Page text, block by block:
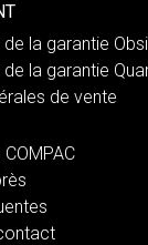
la garantie
la garantie
de vente